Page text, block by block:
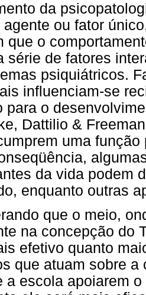
da
agente ou fator
que o
série de fatores
psiquiátricos.
influenciam-se
para o
Dattilio &
uma
da vida podem
enquanto outras
que o meio,
na concepção do
efetivo quanto
que atuam sobre
a escola apoiarem